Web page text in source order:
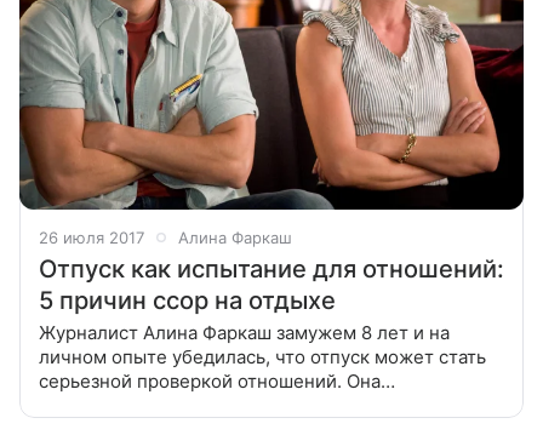
26 июля 2017 Алина Фаркаш
Отпуск как испытание для отношений:
5 причин ссор на отдыхе
Журналист Алина Фаркаш замужем 8 лет и на
личном опыте убедилась, что отпуск может стать
серьезной проверкой отношений. Она